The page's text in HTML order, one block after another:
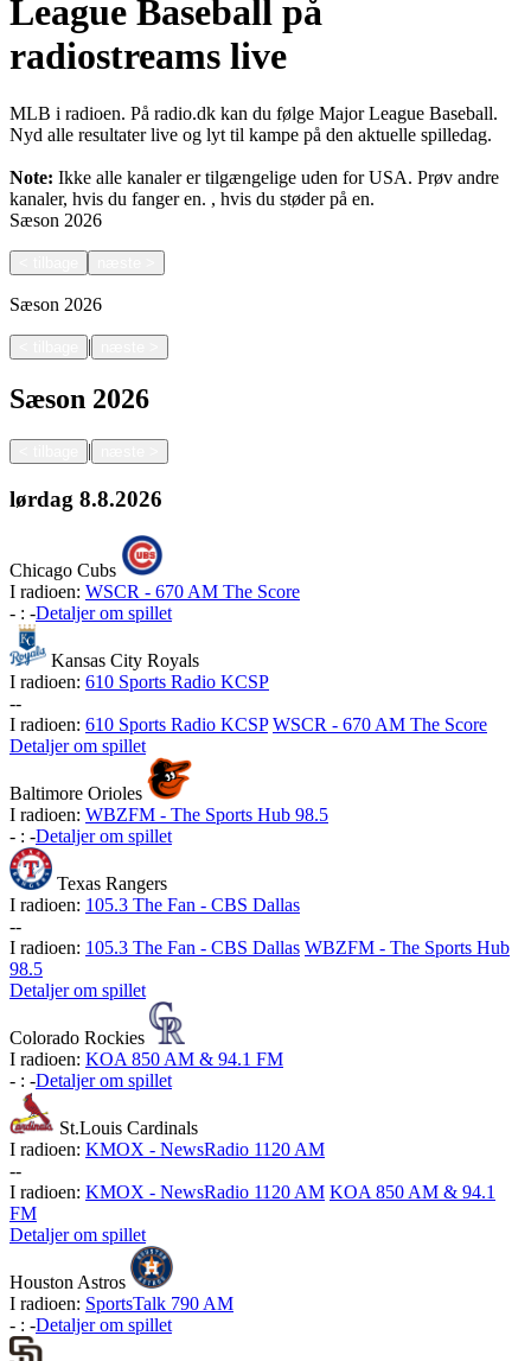
League Baseball på
radiostreams live
MLB i radioen. På radio.dk kan du følge Major League Baseball.
Nyd alle resultater live og lyt til kampe på den aktuelle spilledag.
Note: Ikke alle kanaler er tilgængelige uden for USA. Prøv andre
kanaler, hvis du fanger en. , hvis du støder på en.
Sæson 2026
Sæson 2026
|
Sæson 2026
|
lørdag 8.8.2026
Chicago Cubs
I radioen: WSCR - 670 AM The Score
- : -Detaljer om spillet
Kansas City Royals
I radioen: 610 Sports Radio KCSP
--
I radioen: 610 Sports Radio KCSP WSCR - 670 AM The Score
Detaljer om spillet
Baltimore Orioles
I radioen: WBZFM - The Sports Hub 98.5
- : -Detaljer om spillet
Texas Rangers
I radioen: 105.3 The Fan - CBS Dallas
--
I radioen: 105.3 The Fan - CBS Dallas WBZFM - The Sports Hub
98.5
Detaljer om spillet
Colorado Rockies
I radioen: KOA 850 AM & 94.1 FM
- : -Detaljer om spillet
St.Louis Cardinals
I radioen: KMOX - NewsRadio 1120 AM
--
I radioen: KMOX - NewsRadio 1120 AM KOA 850 AM & 94.1
FM
Detaljer om spillet
Houston Astros
I radioen: SportsTalk 790 AM
- : -Detaljer om spillet